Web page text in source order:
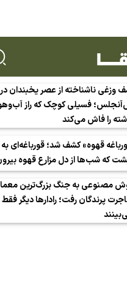
وزغی ناشناخته از عصر یخبندان در
فسیلی کوچک که راز
را فاش می‌کند
قهوه» کشف شد؛ قورباغه‌ای به
که شب‌ها از دل مزارع قهوه
مصنوعی به جنگ بزرگ‌ترین
پرندگان رفت؛ رادارها دیگر فقط